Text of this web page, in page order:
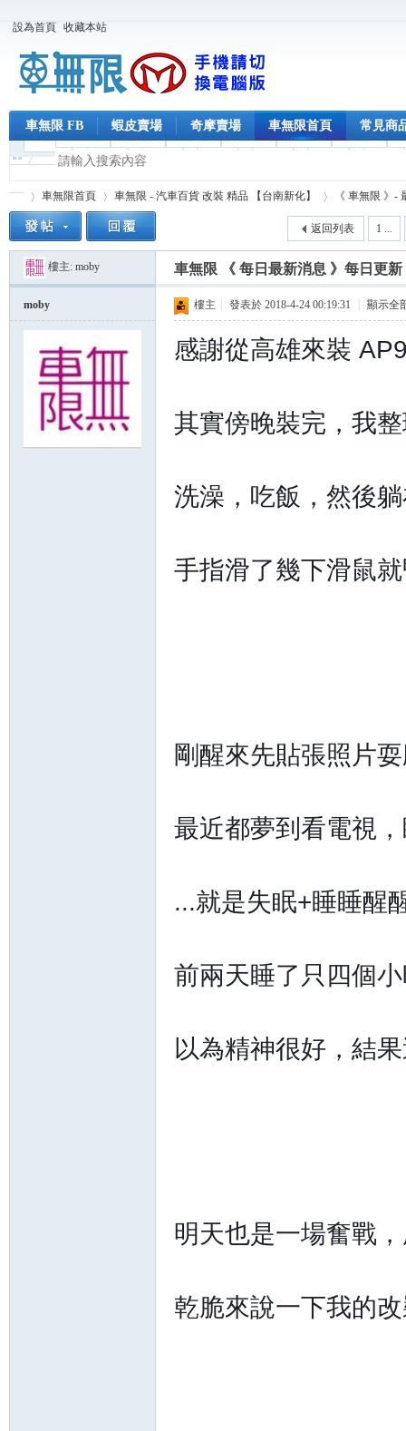
設為首頁 收藏本站
車無限 FB 蝦皮賣場 奇摩賣場 車無限首頁 常見商
»
車無限首頁
›
車無限 - 汽車百貨 改裝 精品 【台南新化】
›
《 車無限 》-
1 ...
返回列表
樓主: moby 車無限 《 每日最新消息 》每日更新
moby 樓主 發表於 2018-4-24 00:19:31 顯示全
感謝從高雄來裝
其實傍晚裝完，我
洗澡，吃飯，然後
手指滑了幾下滑鼠
剛醒來先貼張照片
最近都夢到看電視
...就是失眠+睡睡醒
前兩天睡了只四個
以為精神很好，結
明天也是一場奮戰
乾脆來說一下我的